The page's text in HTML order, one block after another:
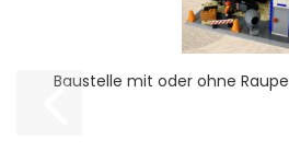
Baustelle mit oder ohne